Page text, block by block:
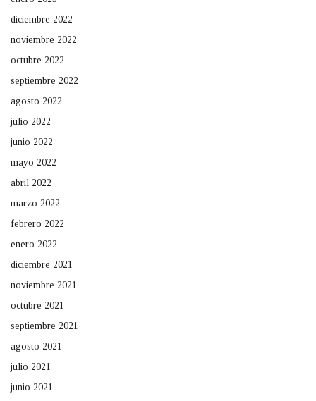
diciembre 2022
noviembre 2022
octubre 2022
septiembre 2022
agosto 2022
julio 2022
junio 2022
mayo 2022
abril 2022
marzo 2022
febrero 2022
enero 2022
diciembre 2021
noviembre 2021
octubre 2021
septiembre 2021
agosto 2021
julio 2021
junio 2021